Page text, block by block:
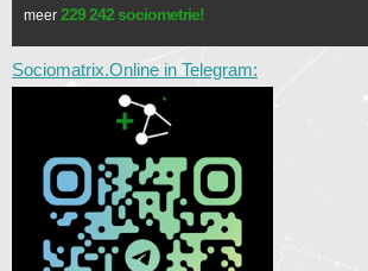
meer 229 242 sociometrie!
Sociomatrix.Online in Telegram: